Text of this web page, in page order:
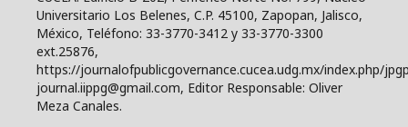
Universitario Los Belenes, C.P. 45100, Zapopan, Jalisco,
México, Teléfono: 33-3770-3412 y 33-3770-3300
ext.25876,
https://journalofpublicgovernance.cucea.udg.mx/index.php/
journal.iippg@gmail.com, Editor Responsable: Oliver
Meza Canales.